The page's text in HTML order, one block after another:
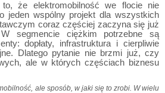
że elektromobilność we flocie nie
jeden wspólny projekt dla wszystkich
coraz częściej zaczyna się już
segmencie ciężkim potrzebne są
dopłaty, infrastruktura i cierpliwie
Dlatego pytanie nie brzmi już, czy
ale w których częściach biznesu
ale sposób, w jaki się to zrobi. W wielu